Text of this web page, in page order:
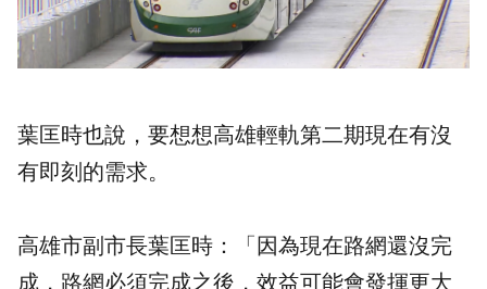
葉匡時也說，要想想高雄輕軌第二期現在有沒
有即刻的需求。
高雄市副市長葉匡時：「因為現在路網還沒完
成，路網必須完成之後，效益可能會發揮更大